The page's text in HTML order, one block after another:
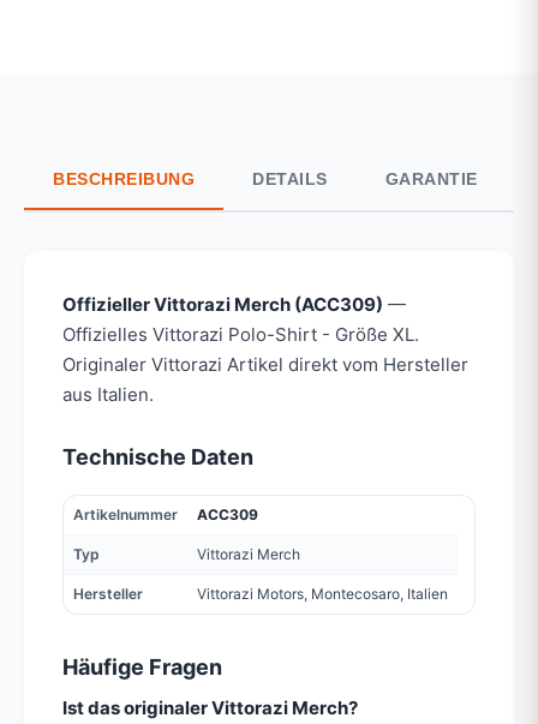
BESCHREIBUNG DETAILS GARANTIE
Offizieller Vittorazi Merch (ACC309) —
Offizielles Vittorazi Polo-Shirt - Größe XL.
Originaler Vittorazi Artikel direkt vom Hersteller
aus Italien.
Technische Daten
Artikelnummer ACC309
Typ Vittorazi Merch
Hersteller Vittorazi Motors, Montecosaro, Italien
Häufige Fragen
Ist das originaler Vittorazi Merch?